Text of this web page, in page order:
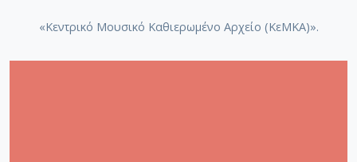
«Κεντρικό Μουσικό Καθιερωμένο Αρχείο (ΚεΜΚΑ)».